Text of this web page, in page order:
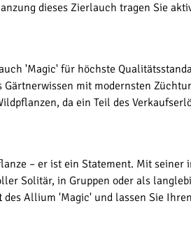
dieses Zierlauch tragen Sie
'Magic' für höchste
mit modernsten
da ein Teil des
– er ist ein Statement. Mit seiner
Solitär, in Gruppen oder als
Allium 'Magic' und lassen Sie